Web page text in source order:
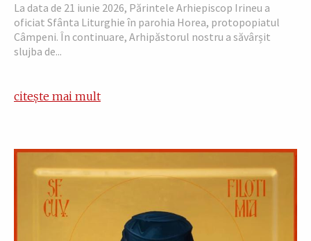
La data de 21 iunie 2026, Părintele Arhiepiscop Irineu a
oficiat Sfânta Liturghie în parohia Horea, protopopiatul
Câmpeni. În continuare, Arhipăstorul nostru a săvârșit
slujba de...
citește mai mult